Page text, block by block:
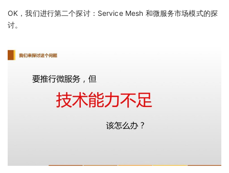
OK，我们进行第二个探讨：Service Mesh 和微服务市场模式的探
讨。